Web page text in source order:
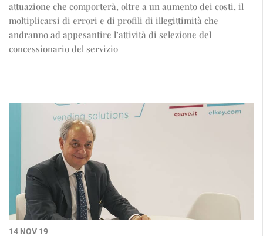
attuazione che comporterà, oltre a un aumento dei costi, il
moltiplicarsi di errori e di profili di illegittimità che
andranno ad appesantire l’attività di selezione del
concessionario del servizio
14 NOV 19